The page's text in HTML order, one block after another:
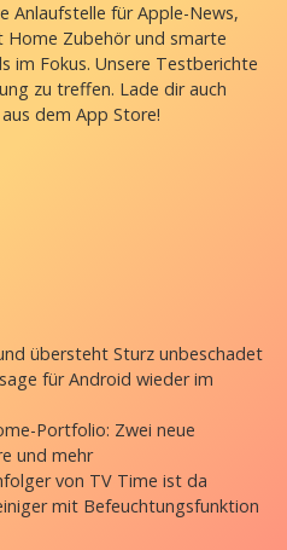
Anlaufstelle für Apple-News,
Home Zubehör und smarte
im Fokus. Unsere Testberichte
zu treffen. Lade dir auch
aus dem App Store!
übersteht Sturz unbeschadet
für Android wieder im
Portfolio: Zwei neue
und mehr
von TV Time ist da
mit Befeuchtungsfunktion